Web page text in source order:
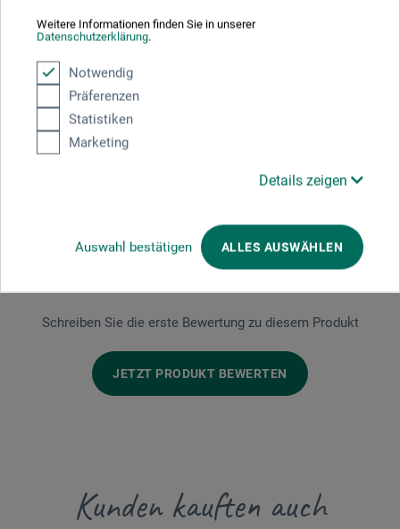
Weitere Informationen finden Sie in unserer
Datenschutzerklärung.
Notwendig
Präferenzen
Statistiken
Marketing
Details zeigen
Auswahl bestätigen ALLES AUSWÄHLEN
diesem Produkt.
Sicherheitsdatenblatt
CH-DE_Tesa_Sekundenkleber-Gel_T5704x.pdf
Produktbewertungen (0)
Schreiben Sie die erste Bewertung zu diesem Produkt
JETZT PRODUKT BEWERTEN
Kunden kauften auch